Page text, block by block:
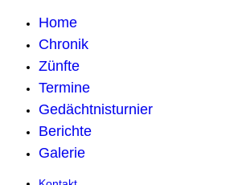
Home
Chronik
Zünfte
Termine
Gedächtnisturnier
Berichte
Galerie